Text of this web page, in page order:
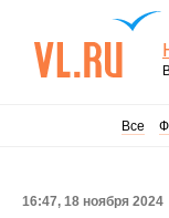
Все
16:47, 18 ноября 2024